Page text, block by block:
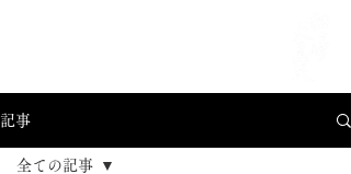
記事
全ての記事